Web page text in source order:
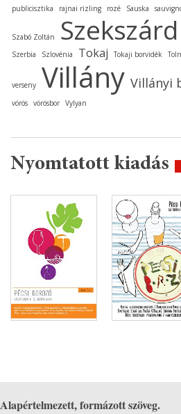
publicisztika
rajnai rizling rozé Sauska
Szabó Zoltán Szekszárd
Szerbia Szlovénia Tokaj Tokaji borvidék
verseny Villány Villányi
vörös vörösbor Vylyan
Nyomtatott kiadás
Alapértelmezett, formázott szöveg.